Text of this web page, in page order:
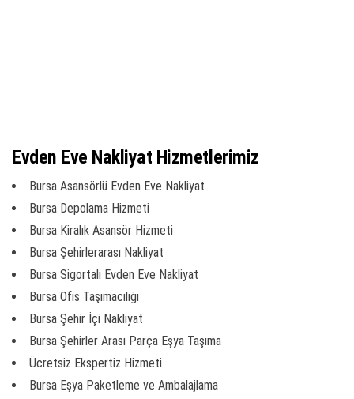
Evden Eve Nakliyat Hizmetlerimiz
Bursa Asansörlü Evden Eve Nakliyat
Bursa Depolama Hizmeti
Bursa Kiralık Asansör Hizmeti
Bursa Şehirlerarası Nakliyat
Bursa Sigortalı Evden Eve Nakliyat
Bursa Ofis Taşımacılığı
Bursa Şehir İçi Nakliyat
Bursa Şehirler Arası Parça Eşya Taşıma
Ücretsiz Ekspertiz Hizmeti
Bursa Eşya Paketleme ve Ambalajlama